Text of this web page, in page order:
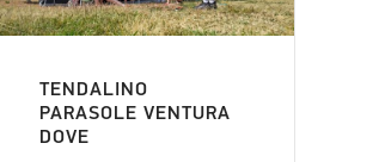
TENDALINO
PARASOLE VENTURA
DOVE